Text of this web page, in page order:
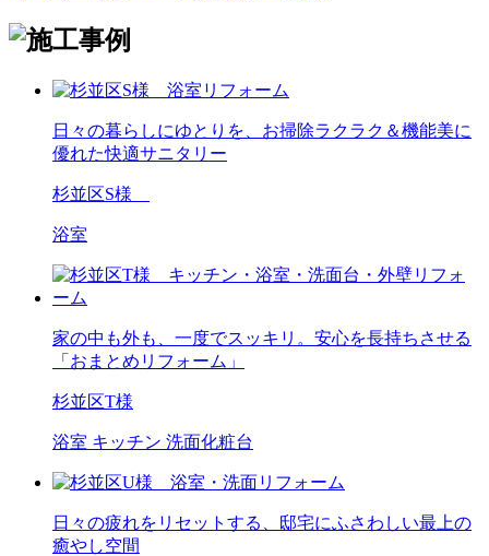
日々の暮らしにゆとりを、お掃除ラクラク＆機能美に
優れた快適サニタリー
杉並区S様
浴室
家の中も外も、一度でスッキリ。安心を長持ちさせる
「おまとめリフォーム」
杉並区T様
浴室 キッチン 洗面化粧台
日々の疲れをリセットする、邸宅にふさわしい最上の
癒やし空間